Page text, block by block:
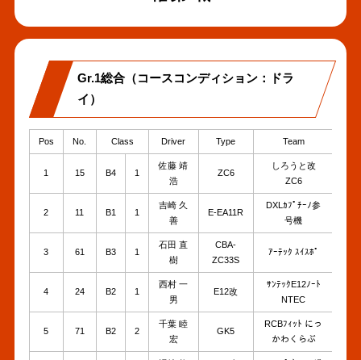
Gr.1総合（コースコンディション：ドラ
イ）
Pos No. Class Driver Type Team
1 15 B4 1
佐藤 靖
浩
ZC6
しろうと改
ZC6
2 11 B1 1
吉崎 久
善
E-EA11R
DXLｶﾌﾟﾁｰﾉ参
号機
3 61 B3 1
石田 直
樹
CBA-
ZC33S
ｱｰﾃｯｸ ｽｲｽﾎﾟ
4 24 B2 1
西村 一
男
E12改
ｻﾝﾃｯｸE12ﾉｰﾄ
NTEC
5 71 B2 2
千葉 睦
宏
GK5
RCBﾌｨｯﾄ にっ
かわくらぶ